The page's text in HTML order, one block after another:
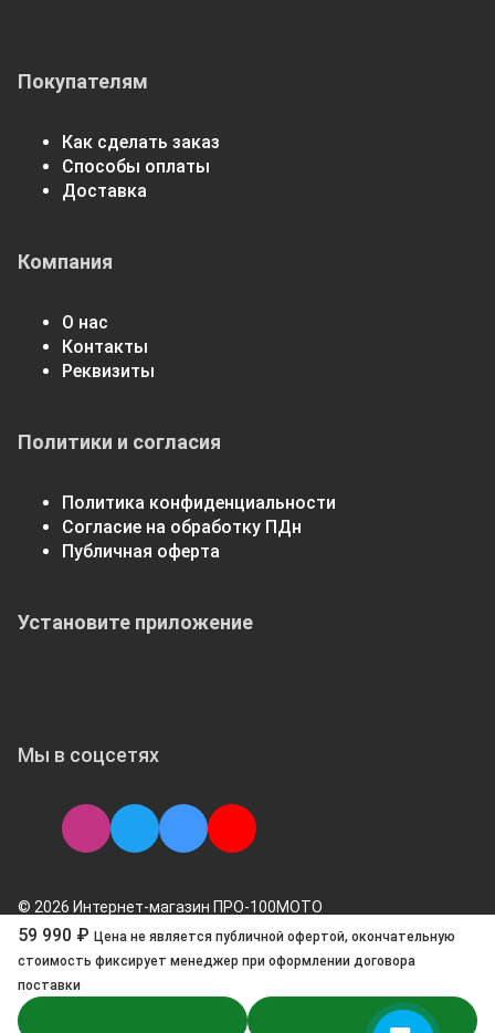
59 990 ₽ Цена не является публичной офертой, окончательную
стоимоcть фиксирует менеджер при оформлении договора
поставки
Оформить в 1 клик
Покупателям
Как сделать заказ
Способы оплаты
Доставка
Компания
О нас
Контакты
Реквизиты
Политики и согласия
Политика конфиденциальности
Согласие на обработку ПДн
Публичная оферта
Мы в соцсетях
Установите приложение
© 2026 Интернет-магазин ПРО-100МОТО